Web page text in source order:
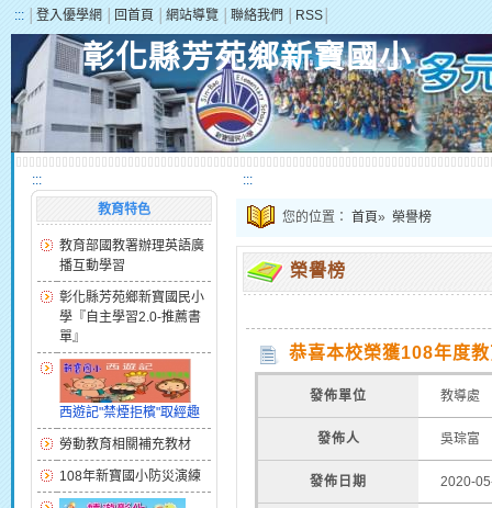
::: 登入優學網 回首頁 網站導覽 聯絡我們 RSS
彰化縣芳苑鄉新寶國小
:::
教育特色
教育部國教署辦理英語廣
播互動學習
彰化縣芳苑鄉新寶國民小
學『自主學習2.0-推薦書
單』
西遊記"禁煙拒檳"取經趣
勞動教育相關補充教材
108年新寶國小防災演練
:::
您的位置： 首頁» 榮譽榜
榮譽榜
恭喜本校榮獲108年度
發佈單位 教導處
發佈人 吳琮富
發佈日期 2020-